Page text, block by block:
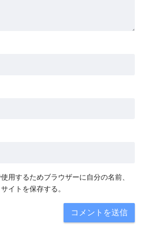
用するためブラウザーに自分の名前、
イトを保存する。